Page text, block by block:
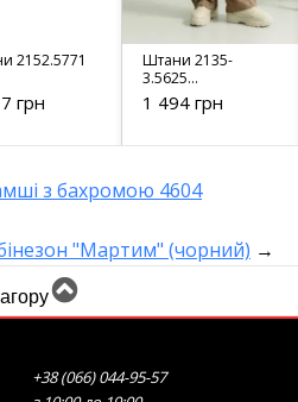
2152.5771
грн
Штани 2135-
3.5625
коричневий
1 494 грн
з бахромою 4604
"Мартим" (чорний) →
+38 (066) 044-95-57